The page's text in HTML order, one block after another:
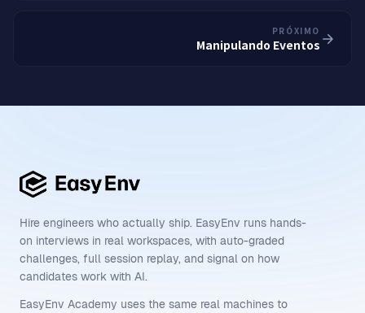
PRÓXIMO
Manipulando Eventos
Hire engineers who actually ship. EasyEnv runs hands-
on interviews in real workspaces, with auto-graded
challenges, full session replay, and signal on how
candidates work with AI.
EasyEnv Academy uses the same real machines to